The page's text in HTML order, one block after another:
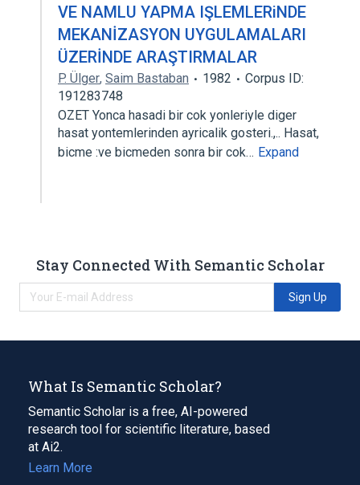
VE NAMLU YAPMA IŞLEMLERiNDE
MEKANİZASYON UYGULAMALARI
ÜZERİNDE ARAŞTIRMALAR
P. Ülger, Saim Bastaban 1982
Corpus ID:
191283748
OZET Yonca hasadi bir cok yonleriyle diger
hasat yontemlerinden ayricalik gosteri.,.. Hasat,
bicme :ve bicmeden sonra bir cok… Expand
Stay Connected With Semantic Scholar
Sign Up
What Is Semantic Scholar?
Semantic Scholar is a free, AI-powered
research tool for scientific literature, based
at Ai2.
Learn More